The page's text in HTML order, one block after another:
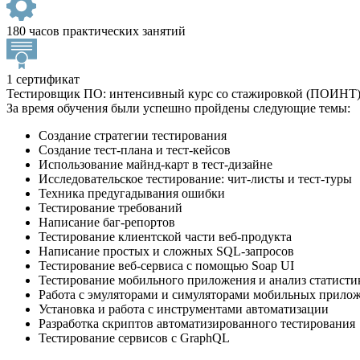
180 часов практических занятий
1 сертификат
Тестировщик ПО: интенсивный курс со стажировкой (ПОИНТ)
За время обучения были успешно пройдены следующие темы:
Создание стратегии тестирования
Создание тест-плана и тест-кейсов
Использование майнд-карт в тест-дизайне
Исследовательское тестирование: чит-листы и тест-туры
Техника предугадывания ошибки
Тестирование требований
Написание баг-репортов
Тестирование клиентской части веб-продукта
Написание простых и сложных SQL-запросов
Тестирование веб-сервиса с помощью Soap UI
Тестирование мобильного приложения и анализ
Работа с эмуляторами и симуляторами мобильных
Установка и работа с инструментами автоматизации
Разработка скриптов автоматизированного тестирования
Тестирование сервисов с GraphQL